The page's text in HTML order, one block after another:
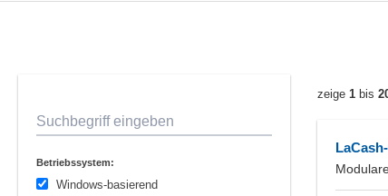
zeige 1 bis
Suchbegriff eingeben
Betriebssystem:
Windows-basierend